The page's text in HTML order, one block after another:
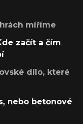
míříme
začít a čím
dílo, které
nebo betonové